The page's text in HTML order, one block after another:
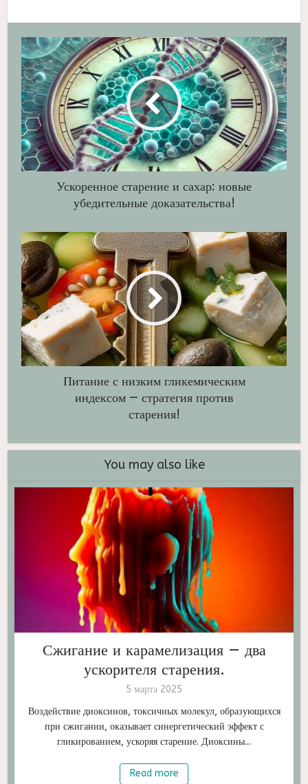
Ускоренное старение и сахар: новые
убедительные доказательства!
Питание с низким гликемическим
индексом — стратегия против
старения!
You may also like
Сжигание и карамелизация — два
ускорителя старения.
5 марта 2025
Воздействие диоксинов, токсичных молекул, образующихся
при сжигании, оказывает синергетический эффект с
гликированием, ускоряя старение. Диоксины...
Read more